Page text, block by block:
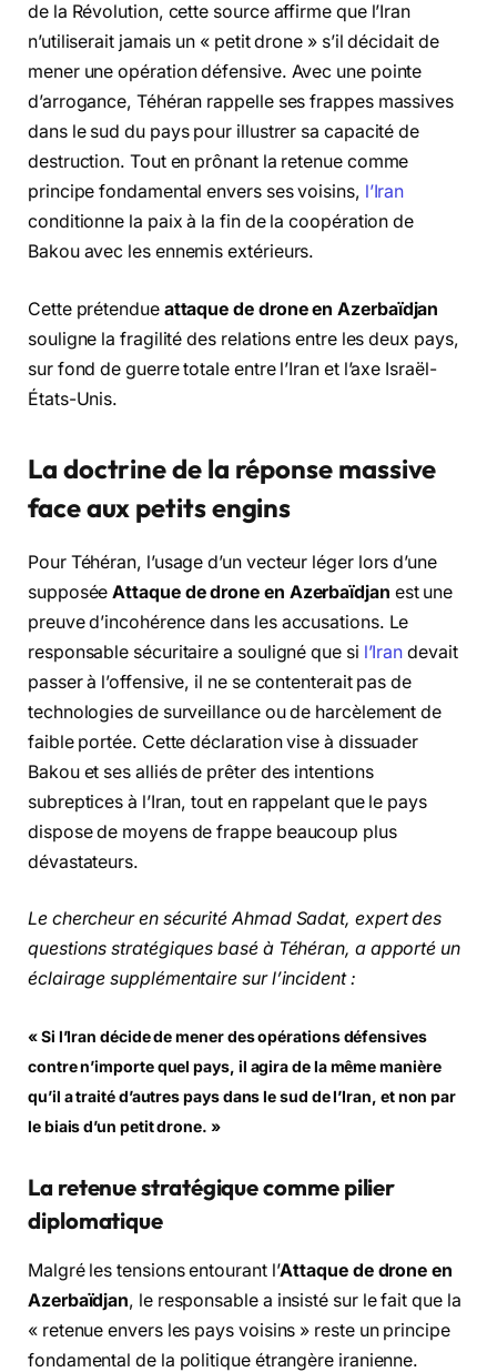
de la Révolution, cette source affirme que l’Iran
n’utiliserait jamais un « petit drone » s’il décidait de
mener une opération défensive. Avec une pointe
d’arrogance, Téhéran rappelle ses frappes massives
dans le sud du pays pour illustrer sa capacité de
destruction. Tout en prônant la retenue comme
principe fondamental envers ses voisins, l’Iran
conditionne la paix à la fin de la coopération de
Bakou avec les ennemis extérieurs.
Cette prétendue attaque de drone en Azerbaïdjan
souligne la fragilité des relations entre les deux pays,
sur fond de guerre totale entre l’Iran et l’axe Israël-
États-Unis.
La doctrine de la réponse massive
face aux petits engins
Pour Téhéran, l’usage d’un vecteur léger lors d’une
supposéeAttaque de drone en Azerbaïdjan est une
preuve d’incohérence dans les accusations. Le
responsable sécuritaire a souligné que si l’Iran devait
passer à l’offensive, il ne se contenterait pas de
technologies de surveillance ou de harcèlement de
faible portée. Cette déclaration vise à dissuader
Bakou et ses alliés de prêter des intentions
subreptices à l’Iran, tout en rappelant que le pays
dispose de moyens de frappe beaucoup plus
dévastateurs.
Le chercheur en sécurité Ahmad Sadat, expert des
questions stratégiques basé à Téhéran, a apporté un
éclairage supplémentaire sur l’incident :
« Si l’Iran décide de mener des opérations défensives
contre n’importe quel pays, il agira de la même manière
qu’il a traité d’autres pays dans le sud de l’Iran, et non par
le biais d’un petit drone. »
La retenue stratégique comme pilier
diplomatique
Malgré les tensions entourant l’Attaque de drone en
Azerbaïdjan, le responsable a insisté sur le fait que la
« retenue envers les pays voisins » reste un principe
fondamental de la politique étrangère iranienne.